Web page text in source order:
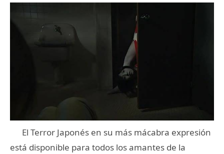
El Terror Japonés en su más mácabra expresión
está disponible para todos los amantes de la